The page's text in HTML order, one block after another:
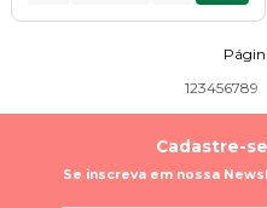
123456789
Cadastre-
Se inscreva em nossa